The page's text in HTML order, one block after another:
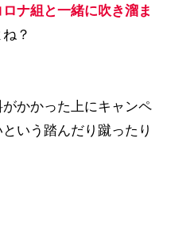
ナ組と一緒に吹き溜ま
？
かかった上にキャンペ
いう踏んだり蹴ったり